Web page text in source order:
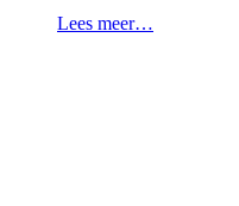
Lees meer…